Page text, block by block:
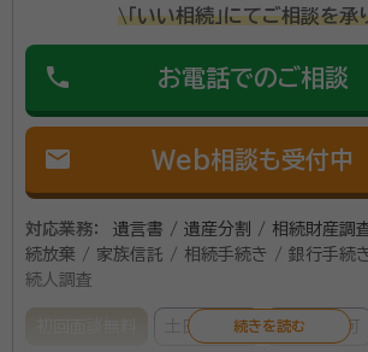
に相談したらいいかわからないこと、
らお客様の希望に合うオーダーメイド
たします。 相続に強い他士業との連携
入れているため、アベニールがお客様
べてのサポート窓口となります。 お気
\「いい相続」にてご相談を承
phone お電話でのご相談
mail Web相談も受付中
対応業務：
遺言書 / 遺産分割 / 相続財産調
続放棄 / 家族信託 / 相続手続き / 銀行手続
続人調査
土日相談可 電話相談可